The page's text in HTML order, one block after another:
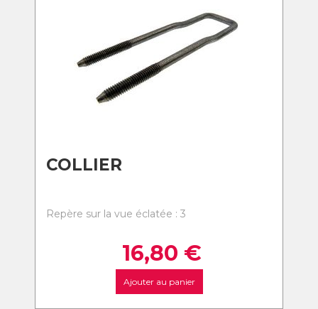
COLLIER
Repère sur la vue éclatée : 3
16,80 €
Ajouter au panier